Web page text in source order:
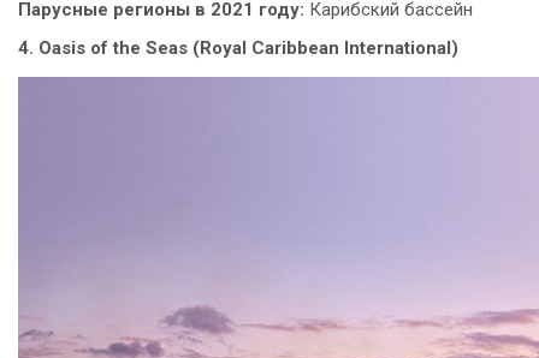
Парусные регионы в 2021 году: Карибский бассейн
4. Oasis of the Seas (Royal Caribbean International)